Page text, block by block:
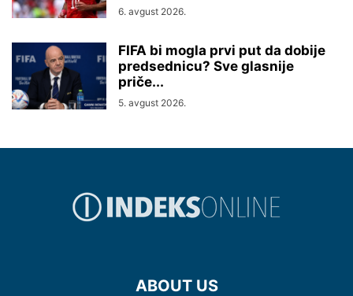
6. avgust 2026.
FIFA bi mogla prvi put da dobije
predsednicu? Sve glasnije
priče...
5. avgust 2026.
ABOUT US